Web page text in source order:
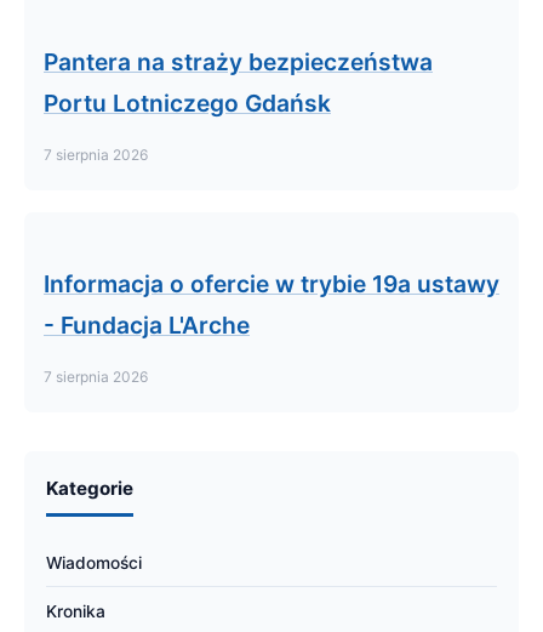
Pantera na straży bezpieczeństwa
Portu Lotniczego Gdańsk
7 sierpnia 2026
Informacja o ofercie w trybie 19a ustawy
- Fundacja L'Arche
7 sierpnia 2026
Kategorie
Wiadomości
Kronika